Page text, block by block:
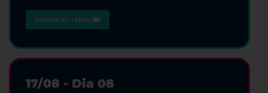
assista ao replay
17/08 - Dia 08